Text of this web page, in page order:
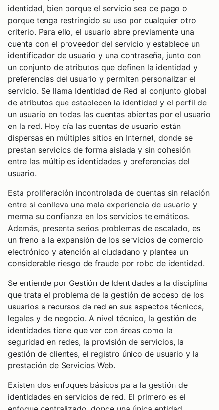
identidad, bien porque el servicio sea de pago o
porque tenga restringido su uso por cualquier otro
criterio. Para ello, el usuario abre previamente una
cuenta con el proveedor del servicio y establece un
identificador de usuario y una contraseña, junto con
un conjunto de atributos que definen la identidad y
preferencias del usuario y permiten personalizar el
servicio. Se llama Identidad de Red al conjunto global
de atributos que establecen la identidad y el perfil de
un usuario en todas las cuentas abiertas por el usuario
en la red. Hoy día las cuentas de usuario están
dispersas en múltiples sitios en Internet, donde se
prestan servicios de forma aislada y sin cohesión
entre las múltiples identidades y preferencias del
usuario.
Esta proliferación incontrolada de cuentas sin relación
entre si conlleva una mala experiencia de usuario y
merma su confianza en los servicios telemáticos.
Además, presenta serios problemas de escalado, es
un freno a la expansión de los servicios de comercio
electrónico y atención al ciudadano y plantea un
considerable riesgo de fraude por robo de identidad.
Se entiende por Gestión de Identidades a la disciplina
que trata el problema de la gestión de acceso de los
usuarios a recursos de red en sus aspectos técnicos,
legales y de negocio. A nivel técnico, la gestión de
identidades tiene que ver con áreas como la
seguridad en redes, la provisión de servicios, la
gestión de clientes, el registro único de usuario y la
prestación de Servicios Web.
Existen dos enfoques básicos para la gestión de
identidades en servicios de red. El primero es el